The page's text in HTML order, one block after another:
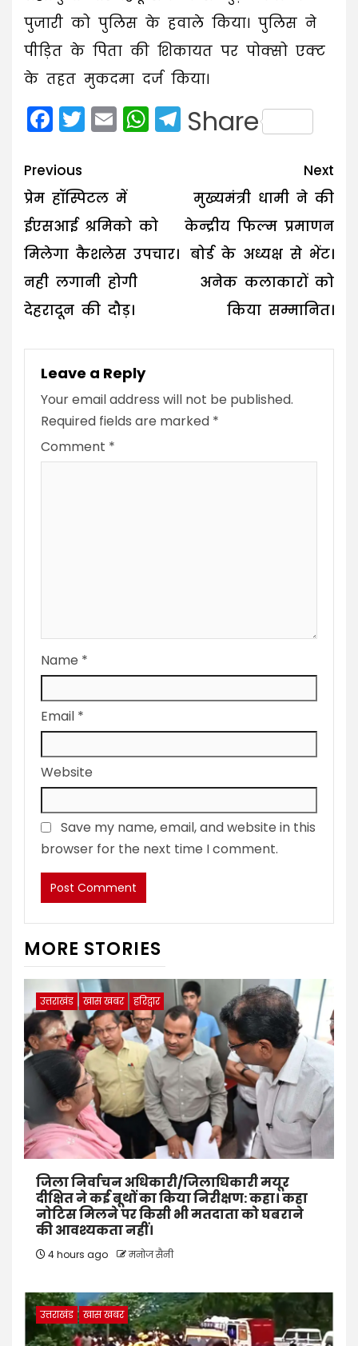
पुजारी को पुलिस के हवाले किया। पुलिस ने
पीड़ित के पिता की शिकायत पर पोक्सो एक्ट
के तहत मुकदमा दर्ज किया।
Facebook
Twitter
EmailWhatsApp
Telegram
Share
Post
navigation
Previous
प्रेम हॉस्पिटल में
ईएसआई श्रमिको को
मिलेगा कैशलेस उपचार।
नही लगानी होगी
देहरादून की दौड़।
Next
मुख्यमंत्री धामी ने की
केन्द्रीय फिल्म प्रमाणन
बोर्ड के अध्यक्ष से भेंट।
अनेक कलाकारों को
किया सम्मानित।
Leave a Reply
Your email address will not be published.
Required fields are marked *
Comment *
Name *
Email *
Website
Save my name, email, and website in this
browser for the next time I comment.
MORE STORIES
उत्तराखंड खास खबर हरिद्वार
जिला निर्वाचन अधिकारी/जिलाधिकारी मयूर
दीक्षित ने कई बूथों का किया निरीक्षण: कहा। कहा
नोटिस मिलने पर किसी भी मतदाता को घबराने
की आवश्यकता नहीं।
4 hours ago मनोज सैनी
उत्तराखंड खास खबर